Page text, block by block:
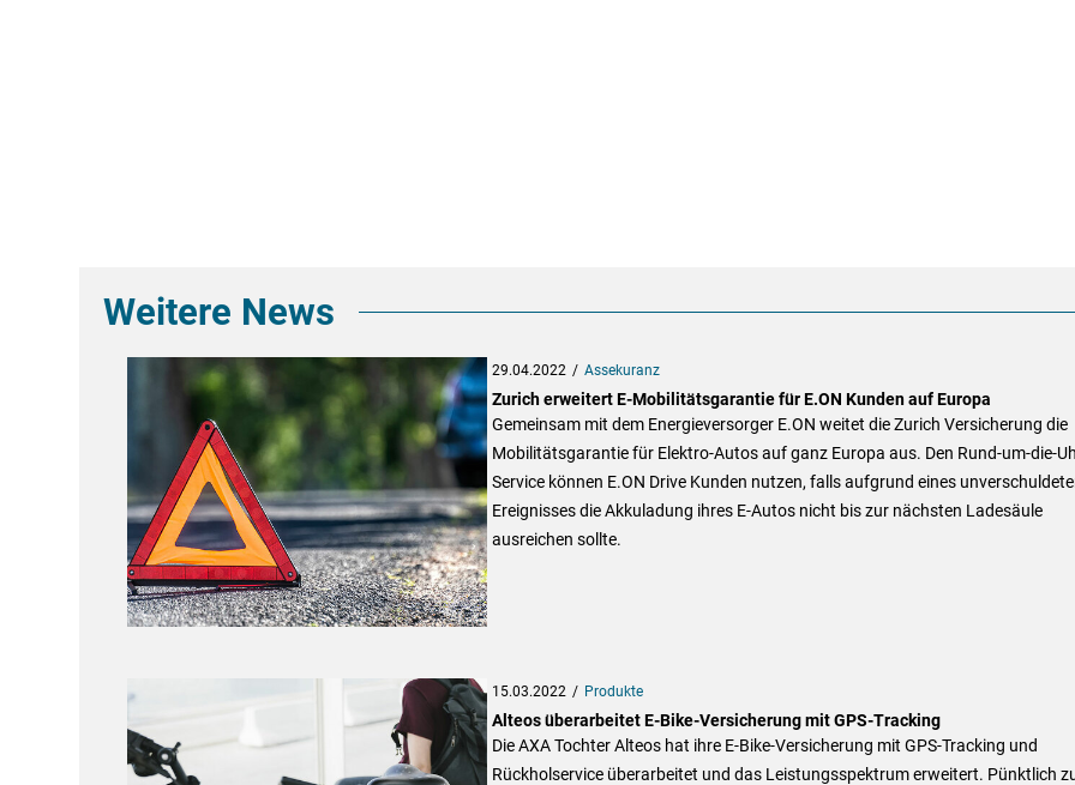
Weitere News
29.04.2022 Assekuranz
Zurich erweitert E-Mobilitätsgarantie für E.ON Kunden auf Europa
Gemeinsam mit dem Energieversorger E.ON weitet die Zurich Versicherung die
Mobilitätsgarantie für Elektro-Autos auf ganz Europa aus. Den Rund-um-die-
Service können E.ON Drive Kunden nutzen, falls aufgrund eines
Ereignisses die Akkuladung ihres E-Autos nicht bis zur nächsten Ladesäule
ausreichen sollte.
15.03.2022 Produkte
Alteos überarbeitet E-Bike-Versicherung mit GPS-Tracking
Die AXA Tochter Alteos hat ihre E-Bike-Versicherung mit GPS-Tracking und
Rückholservice überarbeitet und das Leistungsspektrum erweitert. Pünktlich